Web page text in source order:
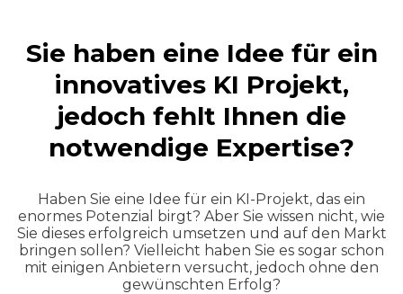
Sie haben eine Idee für ein
innovatives KI Projekt,
jedoch fehlt Ihnen die
notwendige Expertise?
Haben Sie eine Idee für ein KI-Projekt, das ein
enormes Potenzial birgt? Aber Sie wissen nicht, wie
Sie dieses erfolgreich umsetzen und auf den Markt
bringen sollen? Vielleicht haben Sie es sogar schon
mit einigen Anbietern versucht, jedoch ohne den
gewünschten Erfolg?